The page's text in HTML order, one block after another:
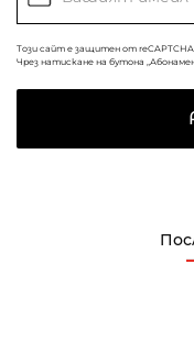
Този сайт е защитен от
Чрез натискане на бутона